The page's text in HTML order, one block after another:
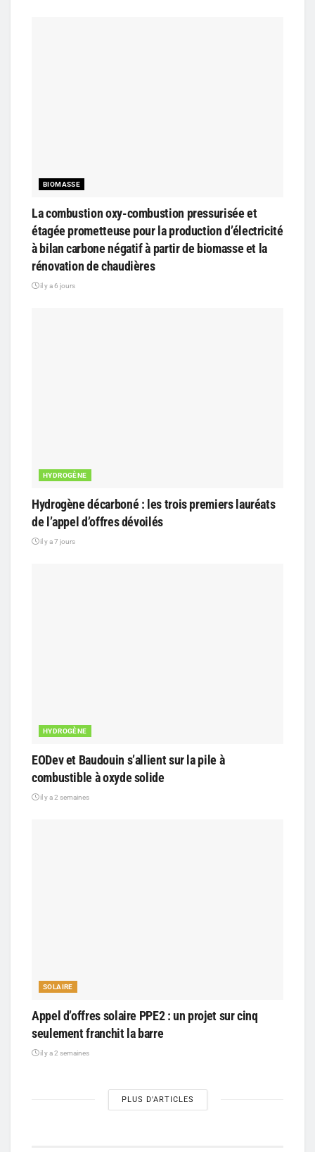
BIOMASSE
La combustion oxy-combustion pressurisée et
étagée prometteuse pour la production d’électricité
à bilan carbone négatif à partir de biomasse et la
rénovation de chaudières
il y a 6 jours
HYDROGÈNE
Hydrogène décarboné : les trois premiers lauréats
de l’appel d’offres dévoilés
il y a 7 jours
HYDROGÈNE
EODev et Baudouin s’allient sur la pile à
combustible à oxyde solide
il y a 2 semaines
SOLAIRE
Appel d’offres solaire PPE2 : un projet sur cinq
seulement franchit la barre
il y a 2 semaines
PLUS D'ARTICLES